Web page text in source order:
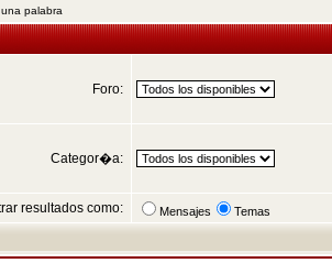
palabra
Foro:
Categor�a:
resultados como: Mensajes Temas